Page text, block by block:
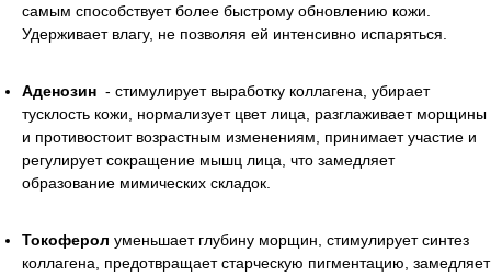
самым способствует более быстрому обновлению кожи.
Удерживает влагу, не позволяя ей интенсивно испаряться.
Аденозин - стимулирует выработку коллагена, убирает
тусклость кожи, нормализует цвет лица, разглаживает морщины
и противостоит возрастным изменениям, принимает участие и
регулирует сокращение мышц лица, что замедляет
образование мимических складок.
Токоферол уменьшает глубину морщин, стимулирует синтез
коллагена, предотвращает старческую пигментацию, замедляет